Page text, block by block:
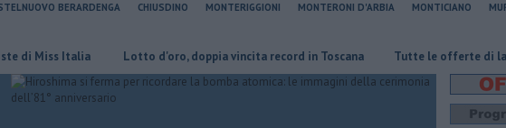
BERARDENGA CHIUSDINO MONTERIGGIONI MONTERONI D'ARBIA MONTICIANO
Italia Lotto d'oro, doppia vincita record in Toscana ​Tutte le offerte di lavoro in